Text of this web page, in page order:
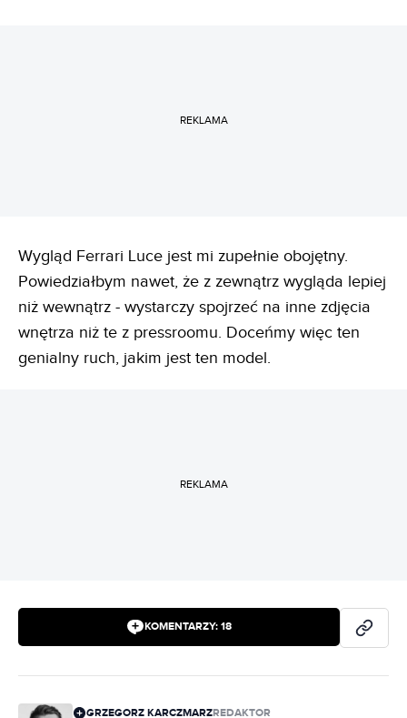
REKLAMA
Wygląd Ferrari Luce jest mi zupełnie obojętny.
Powiedziałbym nawet, że z zewnątrz wygląda lepiej
niż wewnątrz - wystarczy spojrzeć na inne zdjęcia
wnętrza niż te z pressroomu. Doceńmy więc ten
genialny ruch, jakim jest ten model.
REKLAMA
KOMENTARZY: 18
GRZEGORZ KARCZMARZREDAKTOR